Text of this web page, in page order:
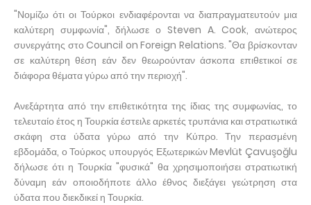
"Νομίζω ότι οι Τούρκοι ενδιαφέρονται να διαπραγματευτούν μια
καλύτερη συμφωνία", δήλωσε ο Steven A. Cook, ανώτερος
συνεργάτης στο Council on Foreign Relations. "Θα βρίσκονταν
σε καλύτερη θέση εάν δεν θεωρούνταν άσκοπα επιθετικοί σε
διάφορα θέματα γύρω από την περιοχή".
Ανεξάρτητα από την επιθετικότητα της ίδιας της συμφωνίας, το
τελευταίο έτος η Τουρκία έστειλε αρκετές τρυπάνια και στρατιωτικά
σκάφη στα ύδατα γύρω από την Κύπρο. Την περασμένη
εβδομάδα, ο Τούρκος υπουργός Εξωτερικών Mevlüt Çavuşoğlu
δήλωσε ότι η Τουρκία "φυσικά" θα χρησιμοποιήσει στρατιωτική
δύναμη εάν οποιοδήποτε άλλο έθνος διεξάγει γεώτρηση στα
ύδατα που διεκδικεί η Τουρκία.